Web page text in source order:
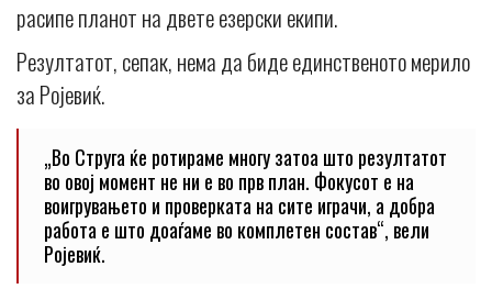
расипе планот на двете езерски екипи.
Резултатот, сепак, нема да биде единственото мерило
за Ројевиќ.
„Во Струга ќе ротираме многу затоа што резултатот
во овој момент не ни е во прв план. Фокусот е на
воигрувањето и проверката на сите играчи, а добра
работа е што доаѓаме во комплетен состав“, вели
Ројевиќ.